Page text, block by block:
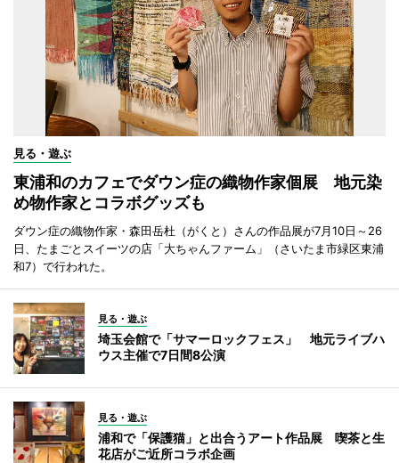
見る・遊ぶ
東浦和のカフェでダウン症の織物作家個展 地元染
め物作家とコラボグッズも
ダウン症の織物作家・森田岳杜（がくと）さんの作品展が7月10日～26
日、たまごとスイーツの店「大ちゃんファーム」（さいたま市緑区東浦
和7）で行われた。
見る・遊ぶ
埼玉会館で「サマーロックフェス」 地元ライブハ
ウス主催で7日間8公演
見る・遊ぶ
浦和で「保護猫」と出合うアート作品展 喫茶と生
花店がご近所コラボ企画